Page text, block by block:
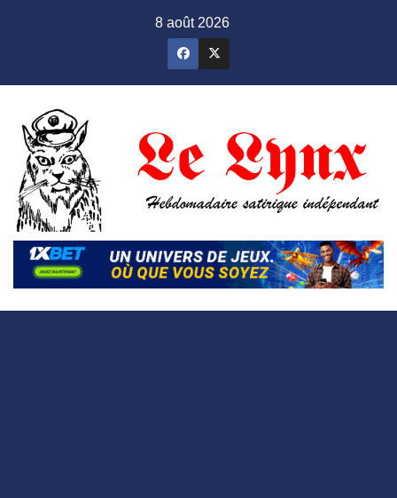
8 août 2026